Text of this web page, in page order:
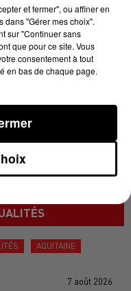
la une du magasine
de Cabu caricaturait
EraVhi9XJh
January 7, 2025
AQUITAINE
7 août 2026
et fermer", ou affiner en
dans "Gérer mes choix".
sur "Continuer sans
que pour ce site. Vous
consentement à tout
en bas de chaque page.